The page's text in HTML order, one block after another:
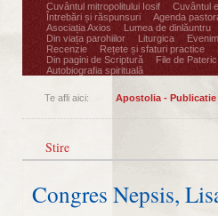
Cuvântul mitropolitului Iosif Cuvântul
Întrebări și răspunsuri
Agenda
Asociația Axios
Lumea de dinlăuntru
Din viața parohiilor
Liturgica
Recenzie
Rețete și sfaturi practice
Din pagini de Scriptură
File de Pateric
Autobiografia spirituală
Te afli aici: Apostolia -
Stire
Congres Nepsis,